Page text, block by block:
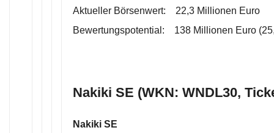
Aktueller Börsenwert: 22,3 Millionen Euro
Bewertungspotential: 138 Millionen Euro
Nakiki SE (WKN: WNDL30,
Nakiki SE